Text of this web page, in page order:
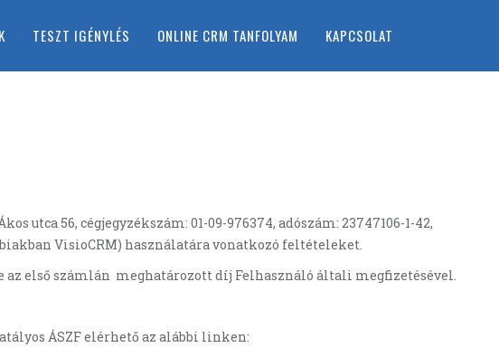
TESZT IGÉNYLÉS ONLINE CRM TANFOLYAM KAPCSOLAT
utca 56, cégjegyzékszám: 01-09-976374, adószám: 23747106-1-42,
VisioCRM) használatára vonatkozó feltételeket.
az első számlán meghatározott díj Felhasználó általi megfizetésével.
ÁSZF elérhető az alábbi linken: